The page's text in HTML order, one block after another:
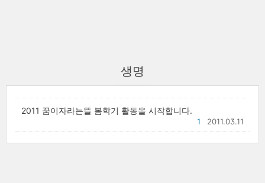
생명
2011 꿈이자라는뜰 봄학기 활동을 시작합니다.
2011.03.11
1